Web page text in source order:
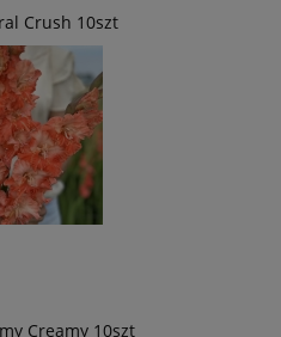
Crush 10szt
Creamy 10szt